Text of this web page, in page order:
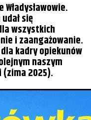
się
wszystkich
i zaangażowanie.
kadry opiekunów
naszym
2025).